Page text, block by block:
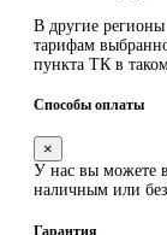
В другие регионы
тарифам
пункта ТК в
Способы оплаты
×
У нас вы можете
наличным или
Гарантия